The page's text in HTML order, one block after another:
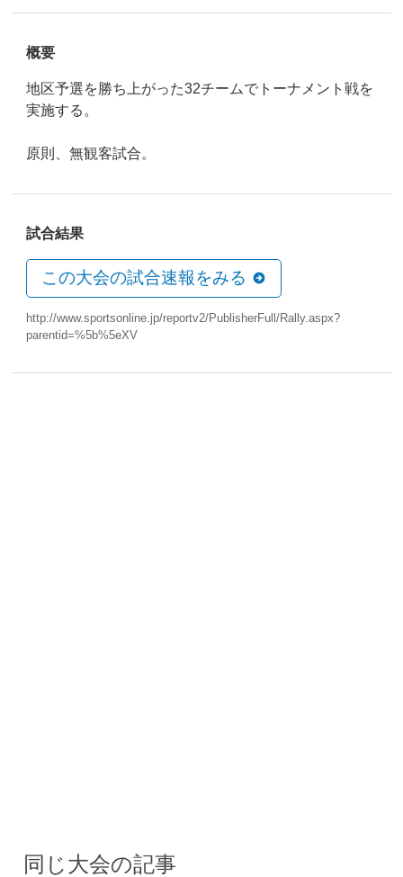
概要
地区予選を勝ち上がった32チームでトーナメント戦を
実施する。
原則、無観客試合。
試合結果
この大会の試合速報をみる
http://www.sportsonline.jp/reportv2/PublisherFull/Rally.aspx?
parentid=%5b%5eXV
同じ大会の記事